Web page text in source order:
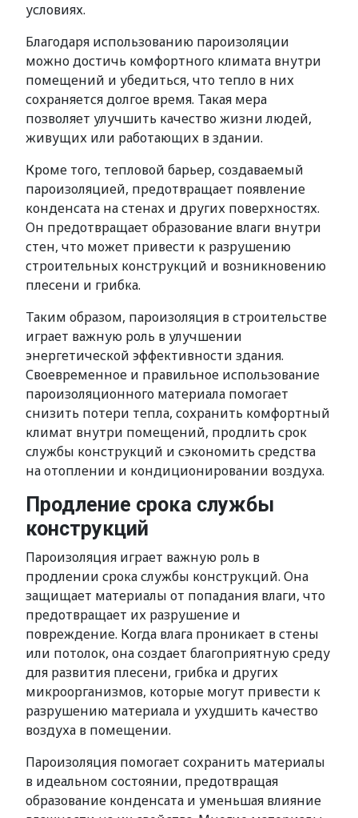
условиях.
Благодаря использованию пароизоляции
можно достичь комфортного климата внутри
помещений и убедиться, что тепло в них
сохраняется долгое время. Такая мера
позволяет улучшить качество жизни людей,
живущих или работающих в здании.
Кроме того, тепловой барьер, создаваемый
пароизоляцией, предотвращает появление
конденсата на стенах и других поверхностях.
Он предотвращает образование влаги внутри
стен, что может привести к разрушению
строительных конструкций и возникновению
плесени и грибка.
Таким образом, пароизоляция в строительстве
играет важную роль в улучшении
энергетической эффективности здания.
Своевременное и правильное использование
пароизоляционного материала помогает
снизить потери тепла, сохранить комфортный
климат внутри помещений, продлить срок
службы конструкций и сэкономить средства
на отоплении и кондиционировании воздуха.
Продление срока службы
конструкций
Пароизоляция играет важную роль в
продлении срока службы конструкций. Она
защищает материалы от попадания влаги, что
предотвращает их разрушение и
повреждение. Когда влага проникает в стены
или потолок, она создает благоприятную среду
для развития плесени, грибка и других
микроорганизмов, которые могут привести к
разрушению материала и ухудшить качество
воздуха в помещении.
Пароизоляция помогает сохранить материалы
в идеальном состоянии, предотвращая
образование конденсата и уменьшая влияние